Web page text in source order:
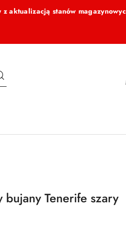
aktualizacją stanów
Tenerife szary